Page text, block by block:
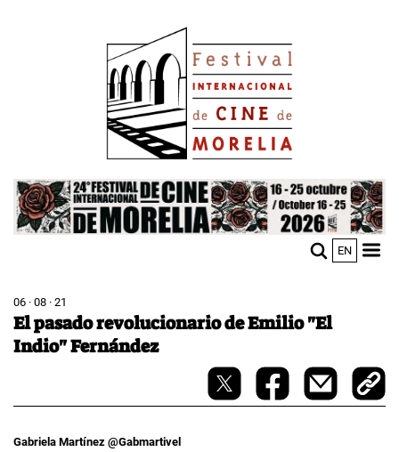
Image
EN
06 · 08 · 21
El pasado revolucionario de Emilio "El
Indio" Fernández
Gabriela Martínez @Gabmartivel